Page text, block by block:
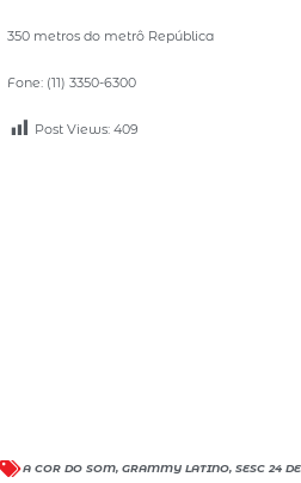
350 metros do metrô República
Fone: (11) 3350-6300
Post Views: 409
A COR DO SOM, GRAMMY LATINO, SESC 24